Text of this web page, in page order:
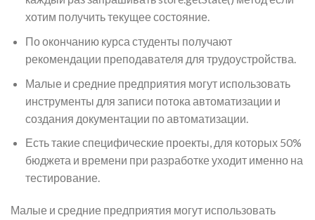
хотим получить текущее состояние.
По окончанию курса студенты получают
рекомендации преподавателя для трудоустройства.
Малые и средние предприятия могут использовать
инструменты для записи потока автоматизации и
создания документации по автоматизации.
Есть такие специфические проекты, для которых 50%
бюджета и времени при разработке уходит именно на
тестирование.
Малые и средние предприятия могут использовать